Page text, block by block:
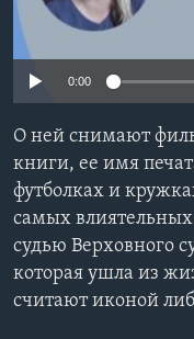
Learning English
Языки
0:00
О ней снимают
книги, ее имя
футболках и
самых
судью Верховного
которая ушла из
считают иконой